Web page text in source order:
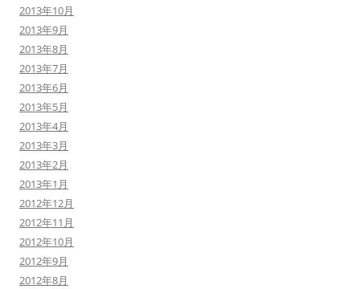
2013年10月
2013年9月
2013年8月
2013年7月
2013年6月
2013年5月
2013年4月
2013年3月
2013年2月
2013年1月
2012年12月
2012年11月
2012年10月
2012年9月
2012年8月